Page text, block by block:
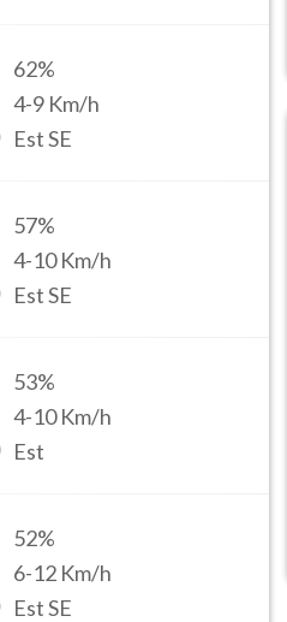
62%
4-9 Km/h
Est SE
57%
4-10Km/h
Est SE
53%
4-10Km/h
Est
52%
6-12 Km/h
Est SE